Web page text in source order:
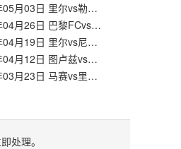
【法甲】2026年05月03日 里尔vs勒阿弗尔 全场录像在线回放
【法甲】2026年04月26日 巴黎FCvs里尔 全场录像在线回放
【法甲】2026年04月19日 里尔vs尼斯 全场录像在线回放
【法甲】2026年04月12日 图卢兹vs里尔 全场录像在线回放
【法甲】2026年03月23日 马赛vs里尔 全场录像在线回放
处理。